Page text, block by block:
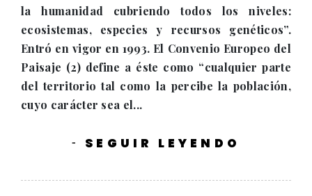
la humanidad cubriendo todos los niveles:
ecosistemas, especies y recursos genéticos”.
Entró en vigor en 1993. El Convenio Europeo del
Paisaje (2) define a éste como “cualquier parte
del territorio tal como la percibe la población,
cuyo carácter sea el...
- SEGUIR LEYENDO